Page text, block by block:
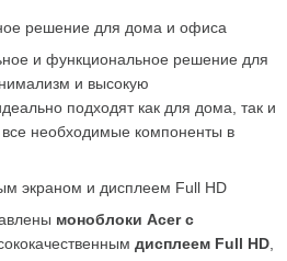
решение для дома и офиса
и функциональное решение для
и высокую
подходят как для дома, так и
необходимые компоненты в
экраном и дисплеем Full HD
моноблоки Acer с
дисплеем Full HD